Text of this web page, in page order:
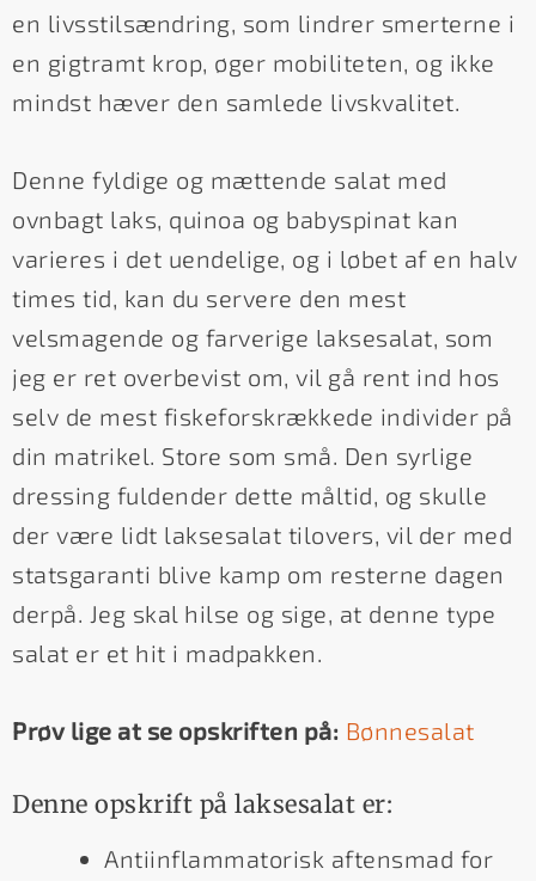
en livsstilsændring, som lindrer smerterne i
en gigtramt krop, øger mobiliteten, og ikke
mindst hæver den samlede livskvalitet.
Denne fyldige og mættende salat med
ovnbagt laks, quinoa og babyspinat kan
varieres i det uendelige, og i løbet af en halv
times tid, kan du servere den mest
velsmagende og farverige laksesalat, som
jeg er ret overbevist om, vil gå rent ind hos
selv de mest fiskeforskrækkede individer på
din matrikel. Store som små. Den syrlige
dressing fuldender dette måltid, og skulle
der være lidt laksesalat tilovers, vil der med
statsgaranti blive kamp om resterne dagen
derpå. Jeg skal hilse og sige, at denne type
salat er et hit i madpakken.
Prøv lige at se opskriften på: Bønnesalat
Denne opskrift på laksesalat er:
Antiinflammatorisk aftensmad for